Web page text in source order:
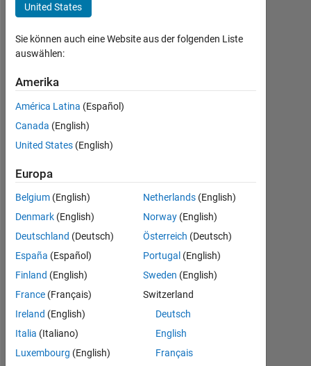
vor
Aktiv
seit
0
Following:
Follow
Dashboard
MATLAB Answers
7
United States
Sie können auch eine Website aus der folgenden Liste
auswählen:
Amerika
América Latina (Español)
Canada (English)
United States (English)
Europa
Belgium (English)
Denmark (English)
Deutschland (Deutsch)
España (Español)
Finland (English)
France (Français)
Ireland (English)
Italia (Italiano)
Luxembourg (English)
Netherlands (English)
Norway (English)
Österreich (Deutsch)
Portugal (English)
Sweden (English)
Switzerland
Deutsch
English
Français